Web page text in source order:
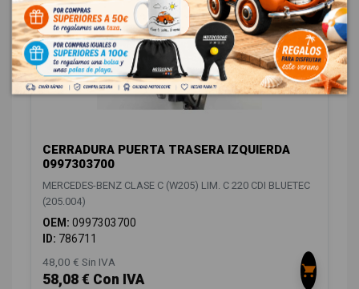
CERRADURA PUERTA TRASERA IZQUIERDA
0997303700
MERCEDES-BENZ CLASE C (W205) LIM. C 220 CDI BLUETEC
(205.004)
OEM: 0997303700
ID: 786711
48,00 € Sin IVA
58,08 € Con IVA